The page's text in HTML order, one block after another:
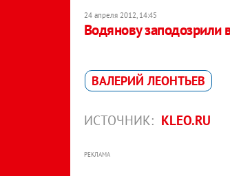
24 апреля 2012, 14:45
Водянову заподозрили
ВАЛЕРИЙ ЛЕОНТЬЕВ
ИСТОЧНИК: KLEO.RU
РЕКЛАМА